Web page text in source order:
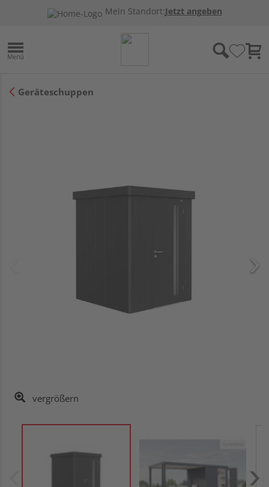
Mein Standort:Jetzt angeben
Geräteschuppen
vergrößern